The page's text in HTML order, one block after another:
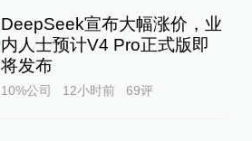
DeepSeek宣布大幅涨价，业
内人士预计V4 Pro正式版即
将发布
10%公司 12小时前 69评